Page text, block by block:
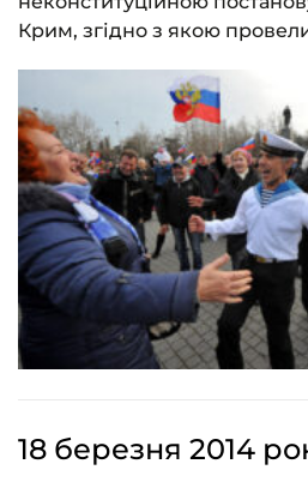
Крим, згідно з якою
18 березня 2014